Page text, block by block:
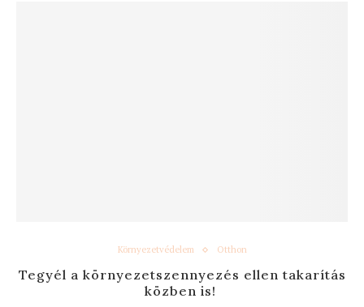
Környezetvédelem Otthon
Tegyél a környezetszennyezés ellen takarítás
közben is!